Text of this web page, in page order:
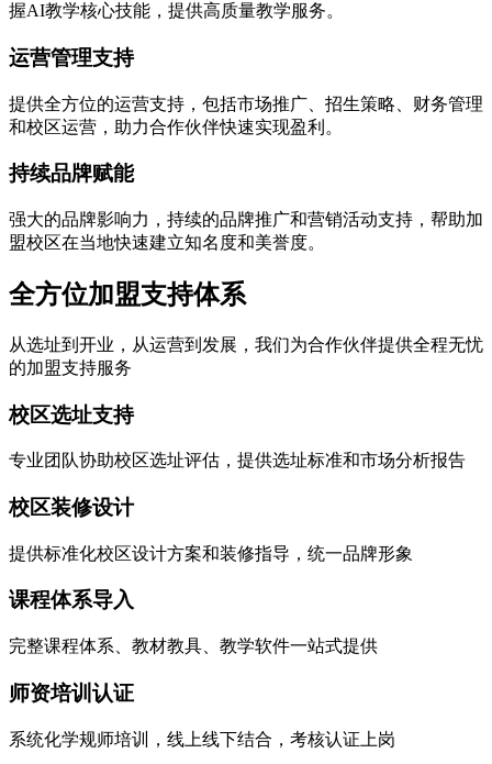
握AI教学核心技能，提供高质量教学服务。
运营管理支持
提供全方位的运营支持，包括市场推广、招生策略、财务管理
和校区运营，助力合作伙伴快速实现盈利。
持续品牌赋能
强大的品牌影响力，持续的品牌推广和营销活动支持，帮助加
盟校区在当地快速建立知名度和美誉度。
全方位加盟支持体系
从选址到开业，从运营到发展，我们为合作伙伴提供全程无忧
的加盟支持服务
校区选址支持
专业团队协助校区选址评估，提供选址标准和市场分析报告
校区装修设计
提供标准化校区设计方案和装修指导，统一品牌形象
课程体系导入
完整课程体系、教材教具、教学软件一站式提供
师资培训认证
系统化学规师培训，线上线下结合，考核认证上岗